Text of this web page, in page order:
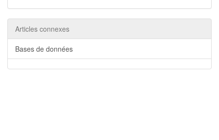
Articles connexes
Bases de données